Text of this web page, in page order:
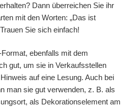
Dann überreichen Sie ihr
mit den Worten: „Das ist
Sie sich einfach!
ebenfalls mit dem
gut, um sie in Verkaufsstellen
auf eine Lesung. Auch bei
man sie gut verwenden, z. B. als
als Dekorationselement am